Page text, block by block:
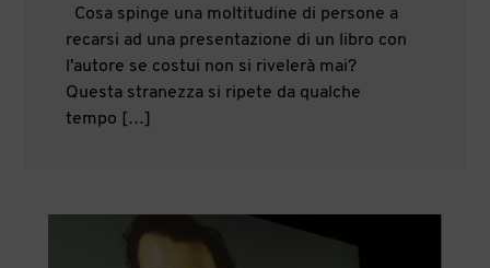
Cosa spinge una moltitudine di persone a
recarsi ad una presentazione di un libro con
l'autore se costui non si rivelerà mai?
Questa stranezza si ripete da qualche
tempo […]